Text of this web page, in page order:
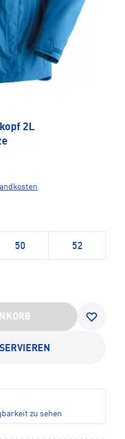
2L
50 52
zu sehen